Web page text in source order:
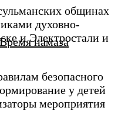
Время намаза
общинах
духовно-
и Электростали и
безопасного
у детей
мероприятия